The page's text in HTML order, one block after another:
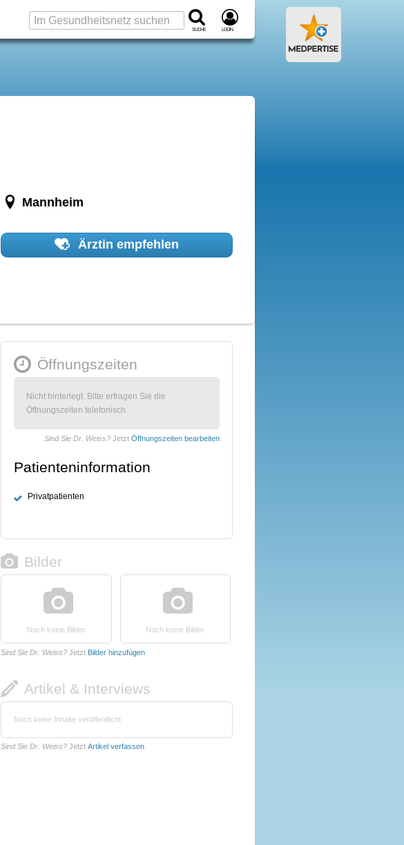
Suche Login
Mannheim
Ärztin empfehlen
Öffnungszeiten
Nicht hinterlegt. Bitte erfragen Sie die
Öffnungszeiten telefonisch.
Sind Sie Dr. Weiss? Jetzt Öffnungszeiten bearbeiten
Patienteninformation
Privatpatienten
Bilder
Noch keine Bilder Noch keine Bilder
Sind Sie Dr. Weiss? Jetzt Bilder hinzufügen
Artikel & Interviews
Noch keine Inhalte veröffentlicht
Sind Sie Dr. Weiss? Jetzt Artikel verfassen